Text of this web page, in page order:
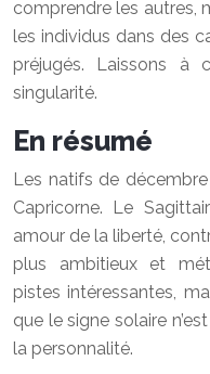
comprendre les autres,
les individus dans des
préjugés. Laissons à
singularité.
En résumé
Les natifs de
Capricorne. Le
amour de la liberté,
plus ambitieux et
pistes intéressantes,
que le signe solaire
la personnalité.